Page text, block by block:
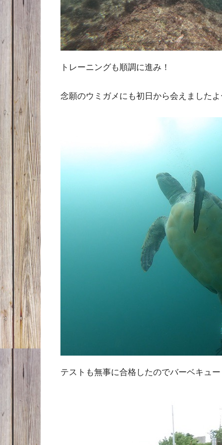
トレーニングも順調に進み！
念願のウミガメにも初日から会えました
テストも無事に合格したのでバーベキュ